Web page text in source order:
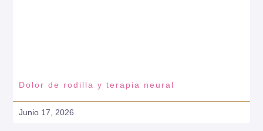
Dolor de rodilla y terapia neural
Junio 17, 2026